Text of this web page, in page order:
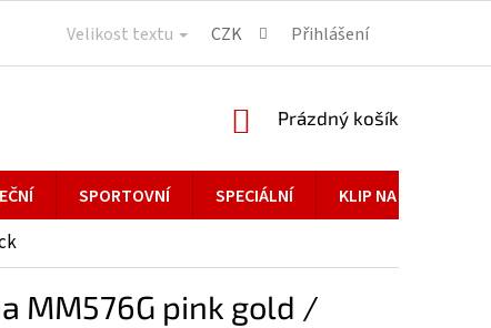
Velikost textu CZK Přihlášení
NÁKUPNÍ
Prázdný košík
SPORTOVNÍ SPECIÁLNÍ KLIP NA BRÝLE
MM576G pink gold /